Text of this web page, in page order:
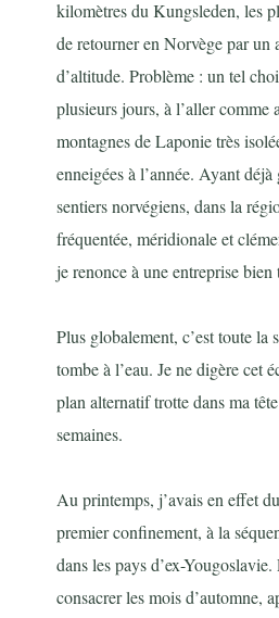
kilomètres du Kungsleden, les
de retourner en Norvège par un
d’altitude. Problème : un tel
plusieurs jours, à l’aller comme
montagnes de Laponie très
enneigées à l’année. Ayant
sentiers norvégiens, dans la
fréquentée, méridionale et
je renonce à une entreprise bien
Plus globalement, c’est toute la
tombe à l’eau. Je ne digère cet
plan alternatif trotte dans ma
semaines.
Au printemps, j’avais en effet
premier confinement, à la
dans les pays d’ex-
consacrer les mois d’automne,